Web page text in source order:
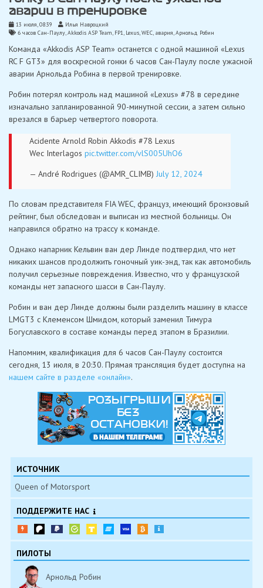
аварии в тренировке
13 июля, 08:39
Илья Навроцкий
6 часов Сан-Паулу,Akkodis ASP Team, FP1, Lexus,WEC, авария,Арнольд Робин
Команда «Akkodis ASP Team» останется с одной машиной «Lexus
RC F GT3» для воскресной гонки 6 часов Сан-Паулу после ужасной
аварии Арнольда Робина в первой тренировке.
Робин потерял контроль над машиной «Lexus» #78 в середине
изначально запланированной 90-минутной сессии, а затем сильно
врезался в барьер четвертого поворота.
Acidente Arnold Robin Akkodis #78 Lexus
Wec Interlagos pic.twitter.com/vlS005UhO6
— André Rodrigues (@AMR_CLIMB) July 12, 2024
По словам представителя FIA WEC, француз, имеющий бронзовый
рейтинг, был обследован и выписан из местной больницы. Он
направился обратно на трассу к команде.
Однако напарник Кельвин ван дер Линде подтвердил, что нет
никаких шансов продолжить гоночный уик-энд, так как автомобиль
получил серьезные повреждения. Известно, что у французской
команды нет запасного шасси в Сан-Паулу.
Робин и ван дер Линде должны были разделить машину в классе
LMGT3 с Клеменсом Шмидом, который заменил Тимура
Богуславского в составе команды перед этапом в Бразилии.
Напомним, квалификация для 6 часов Сан-Паулу состоится
сегодня, 13 июля, в 20:30. Прямая трансляция будет доступна на
нашем сайте в разделе «онлайн».
ИСТОЧНИК
Queen of Motorsport
ПОДДЕРЖИТЕ НАС
ПИЛОТЫ
Арнольд Робин